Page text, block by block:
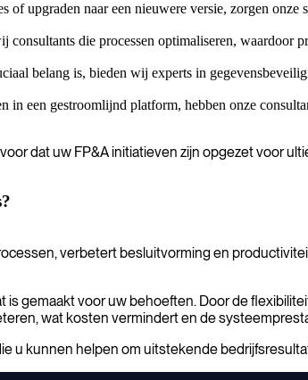
upgraden naar een nieuwere versie, zorgen onze
die processen optimaliseren, waardoor
belang is, bieden wij experts in
in een gestroomlijnd platform, hebben onze
dat uw FP&A initiatieven zijn opgezet voor
verbetert besluitvorming en
gemaakt voor uw behoeften. Door de
wat kosten vermindert en de
u kunnen helpen om uitstekende